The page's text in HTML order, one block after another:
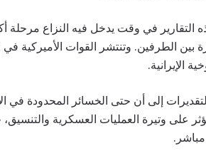
التقارير في وقت يدخل فيه النزاع مرحلة
بين الطرفين. وتنتشر القوات الأميركية
الإيرانية.
إلى أن حتى الخسائر المحدودة في
على وتيرة العمليات العسكرية